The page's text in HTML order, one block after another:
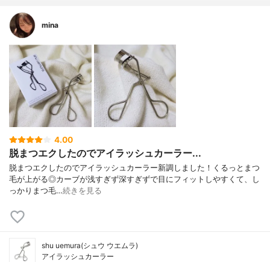
mina
4.00
脱まつエクしたのでアイラッシュカーラー...
脱まつエクしたのでアイラッシュカーラー新調しました！くるっとまつ
毛が上がる◎カーブが浅すぎず深すぎずで目にフィットしやすくて、し
っかりまつ毛…続きを見る
shu uemura(シュウ ウエムラ)
アイラッシュカーラー